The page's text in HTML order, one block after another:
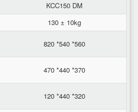
KCC150 DM
130 ± 10kg
820 *540 *560
470 *440 *370
120 *440 *320